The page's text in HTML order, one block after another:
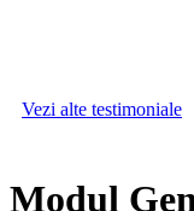
Vezi alte testimoniale
Modul